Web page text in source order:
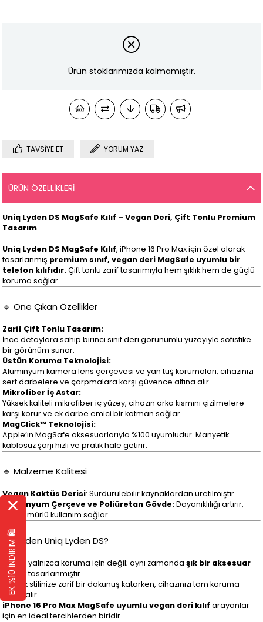
Ürün stoklarımızda kalmamıştır.
TAVSIYE ET YORUM YAZ
ÜRÜN ÖZELLIKLERI
Uniq Lyden DS MagSafe Kılıf – Vegan Deri, Çift Tonlu Premium
Tasarım
Uniq Lyden DS MagSafe Kılıf, iPhone 16 Pro Max için özel olarak
tasarlanmış premium sınıf, vegan deri MagSafe uyumlu bir
telefon kılıfıdır.Çift tonlu zarif tasarımıyla hem şıklık hem de güçlü
koruma sağlar.
🔹 Öne Çıkan Özellikler
Zarif Çift Tonlu Tasarım:
İnce detaylara sahip birinci sınıf deri görünümlü yüzeyiyle sofistike
bir görünüm sunar.
Üstün Koruma Teknolojisi:
Alüminyum kamera lens çerçevesi ve yan tuş korumaları, cihazınızı
sert darbelere ve çarpmalara karşı güvence altına alır.
Mikrofiber İç Astar:
Yüksek kaliteli mikrofiber iç yüzey, cihazın arka kısmını çizilmelere
karşı korur ve ek darbe emici bir katman sağlar.
MagClick™ Teknolojisi:
Apple’ın MagSafe aksesuarlarıyla %100 uyumludur. Manyetik
kablosuz şarjı hızlı ve pratik hale getirir.
🔹 Malzeme Kalitesi
Vegan Kaktüs Derisi: Sürdürülebilir kaynaklardan üretilmiştir.
Alüminyum Çerçeve ve Poliüretan Gövde:Dayanıklılığı artırır,
uzun ömürlü kullanım sağlar.
🔹 Neden Uniq Lyden DS?
Bu kılıf, yalnızca koruma için değil; aynı zamandaşık bir aksesuar
olarak tasarlanmıştır.
Günlük stilinize zarif bir dokunuş katarken, cihazınızı tam koruma
altına alır.
iPhone 16 Pro Max MagSafe uyumlu vegan deri kılıf arayanlar
için en ideal tercihlerden biridir.
EK %10 İNDİRİM 🛍️